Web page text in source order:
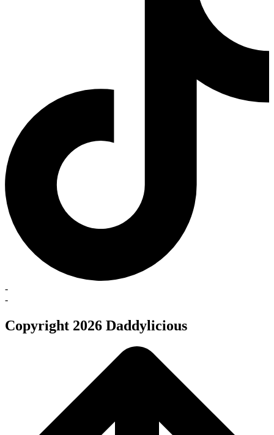
-
-
Copyright 2026 Daddylicious